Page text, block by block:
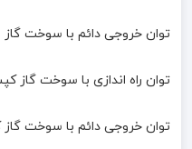
توان خروجی دائم با سوخت
توان راه اندازی با سوخت گاز
توان خروجی دائم با سوخت